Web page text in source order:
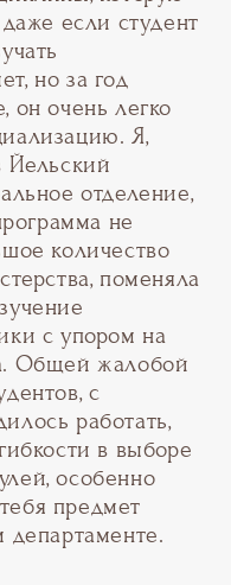
если студент
но за год
он очень легко
Я,
Йельский
отделение,
не
количество
поменяла
с упором на
Общей жалобой
с
работать,
в выборе
особенно
предмет
департаменте.